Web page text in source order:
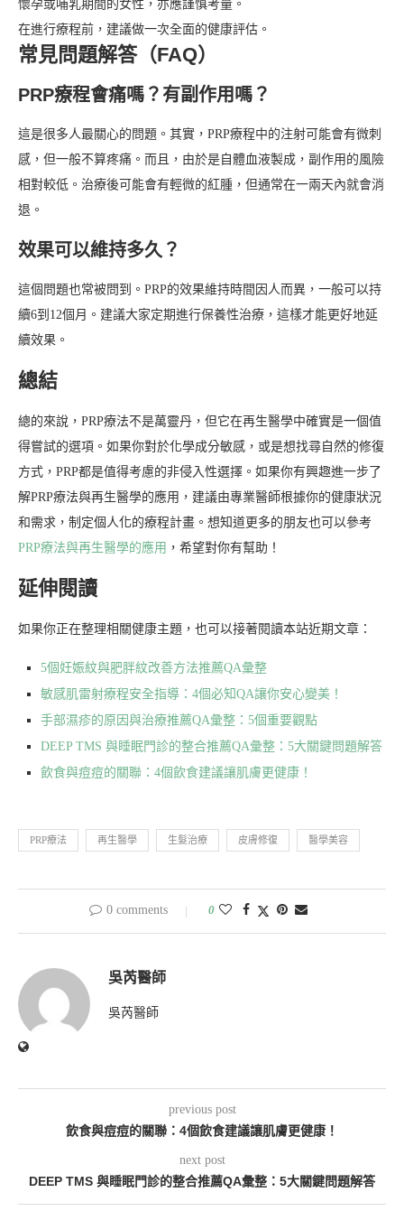
懷孕或哺乳期間的女性，亦應謹慎考量。
在進行療程前，建議做一次全面的健康評估。
常見問題解答（FAQ）
PRP療程會痛嗎？有副作用嗎？
這是很多人最關心的問題。其實，PRP療程中的注射可能會有微刺
感，但一般不算疼痛。而且，由於是自體血液製成，副作用的風險
相對較低。治療後可能會有輕微的紅腫，但通常在一兩天內就會消
退。
效果可以維持多久？
這個問題也常被問到。PRP的效果維持時間因人而異，一般可以持
續6到12個月。建議大家定期進行保養性治療，這樣才能更好地延
續效果。
總結
總的來說，PRP療法不是萬靈丹，但它在再生醫學中確實是一個值
得嘗試的選項。如果你對於化學成分敏感，或是想找尋自然的修復
方式，PRP都是值得考慮的非侵入性選擇。如果你有興趣進一步了
解PRP療法與再生醫學的應用，建議由專業醫師根據你的健康狀況
和需求，制定個人化的療程計畫。想知道更多的朋友也可以參考
PRP療法與再生醫學的應用 ，希望對你有幫助！
延伸閱讀
如果你正在整理相關健康主題，也可以接著閱讀本站近期文章：
5個妊娠紋與肥胖紋改善方法推薦QA彙整
敏感肌雷射療程安全指導：4個必知QA讓你安心變美！
手部濕疹的原因與治療推薦QA彙整：5個重要觀點
DEEP TMS 與睡眠門診的整合推薦QA彙整：5大關鍵問題解答
飲食與痘痘的關聯：4個飲食建議讓肌膚更健康！
PRP療法 再生醫學 生髮治療 皮膚修復 醫學美容
0 comments 0
吳芮醫師
吳芮醫師
previous post
飲食與痘痘的關聯：4個飲食建議讓肌膚更健康！
next post
DEEP TMS 與睡眠門診的整合推薦QA彙整：5大關鍵問題解答